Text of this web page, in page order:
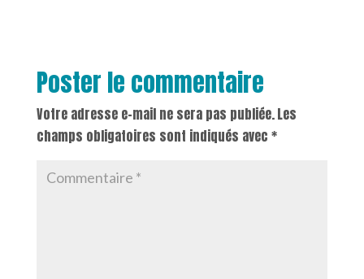
Poster le commentaire
Votre adresse e-mail ne sera pas publiée.Les
champs obligatoires sont indiqués avec *